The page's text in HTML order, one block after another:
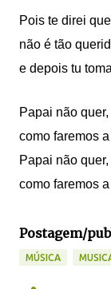
Pois te direi
não é tão
e depois tu
Papai não
como faremos
Papai não
como faremos
Postagem/
MÚSICA